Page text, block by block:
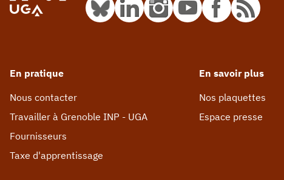
En pratique
Nous contacter
Travailler à Grenoble INP - UGA
Fournisseurs
Taxe d'apprentissage
En savoir plus
Nos plaquettes
Espace presse